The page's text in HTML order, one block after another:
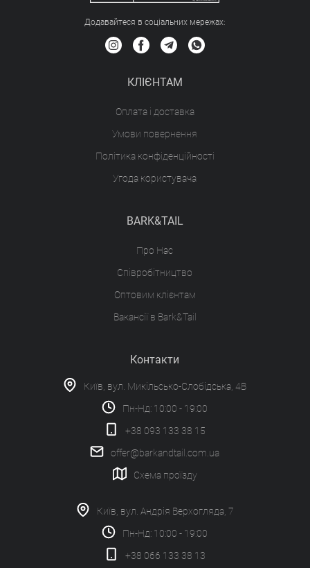
Додавайтеся в соціальних мережах:
КЛІЄНТАМ
Оплата і доставка
Умови повернення
Політика конфіденційності
Угода користувача
BARK&TAIL
Про Нас
Співробітництво
Оптовим клієнтам
Вакансії в Bark&Tail
Контакти
Київ, вул. Микільсько-Слобідська, 4В
Пн-Нд: 10:00 - 19:00
+38 093 133 38 15
offer@barkandtail.com.ua
Схема проїзду
Київ, вул. Андрія Верхогляда, 7
Пн-Нд: 10:00 - 19:00
+38 066 133 38 13